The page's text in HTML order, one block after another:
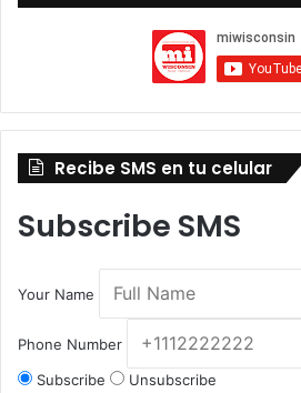
Recibe SMS en tu celular
Subscribe SMS
Your Name
Phone Number
Subscribe
Unsubscribe